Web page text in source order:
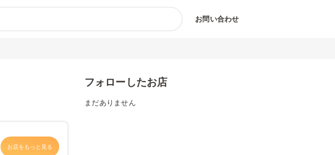
お問い合わせ
お店をもっと見る
フォローしたお店
まだありません